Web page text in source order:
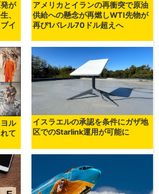
が
、
イ
アメリカとイランの再衝突で原油
供給への懸念が再燃しWTI先物が
再び1バレル70ドル超えへ
ル
て
イスラエルの承認を条件にガザ地
区でのStarlink運用が可能に